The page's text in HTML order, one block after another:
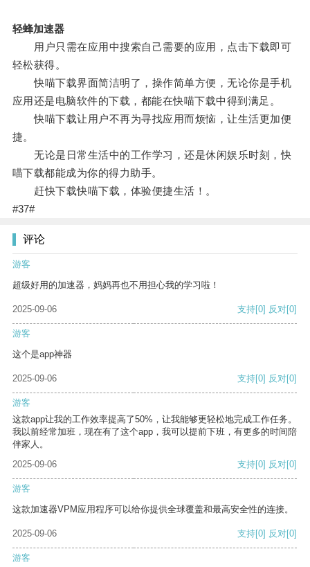
轻蜂加速器
用户只需在应用中搜索自己需要的应用，点击下载即可
轻松获得。
快喵下载界面简洁明了，操作简单方便，无论你是手机
应用还是电脑软件的下载，都能在快喵下载中得到满足。
快喵下载让用户不再为寻找应用而烦恼，让生活更加便
捷。
无论是日常生活中的工作学习，还是休闲娱乐时刻，快
喵下载都能成为你的得力助手。
赶快下载快喵下载，体验便捷生活！。
#37#
评论
游客
超级好用的加速器，妈妈再也不用担心我的学习啦！
2025-09-06 支持[0] 反对[0]
游客
这个是app神器
2025-09-06 支持[0] 反对[0]
游客
这款app让我的工作效率提高了50%，让我能够更轻松地完成工作任务。
我以前经常加班，现在有了这个app，我可以提前下班，有更多的时间陪
伴家人。
2025-09-06
支持[0] 反对[0]
游客
这款加速器VPM应用程序可以给你提供全球覆盖和最高安全性的连接。
2025-09-06 支持[0] 反对[0]
游客